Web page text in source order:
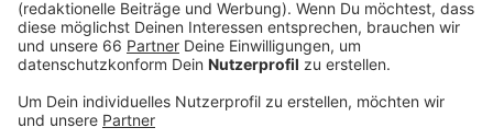
Veröffentlicht:Mittwoch, 16.10.2024 06:03
Anzeige